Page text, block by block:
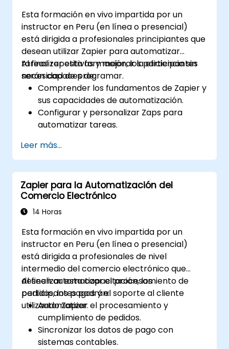
Esta formación en vivo impartida por un
instructor en Peru (en línea o presencial)
está dirigida a profesionales principiantes que
desean utilizar Zapier para automatizar
tareas repetitivas y mejorar la eficiencia sin
necesidad de programar.
Al finalizar esta formación, los participantes
serán capaces de:
Comprender los fundamentos de Zapier y
sus capacidades de automatización.
Configurar y personalizar Zaps para
automatizar tareas.
populares con Zapier.
Gestionar y optimizar flujos de trabajo
automatizados.
Leer más...
Zapier para la Automatización del
Comercio Electrónico
14 Horas
Esta formación en vivo impartida por un
instructor en Peru (en línea o presencial)
está dirigida a profesionales de nivel
intermedio del comercio electrónico que
deseen automatizar el procesamiento de
pedidos, los pagos y el soporte al cliente
utilizando Zapier.
Al finalizar esta capacitación, los
participantes podrán:
Automatizar el procesamiento y
cumplimiento de pedidos.
Sincronizar los datos de pago con
sistemas contables.